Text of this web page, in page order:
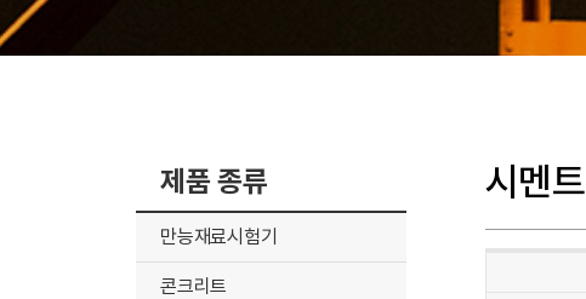
제품 종류
만능재료시험기
콘크리트
시멘트